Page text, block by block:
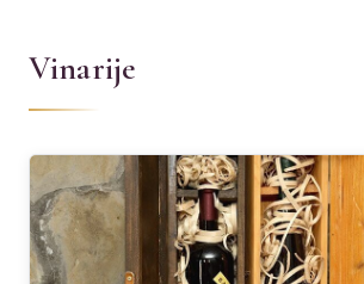
Vinarije